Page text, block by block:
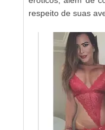
respeito de suas